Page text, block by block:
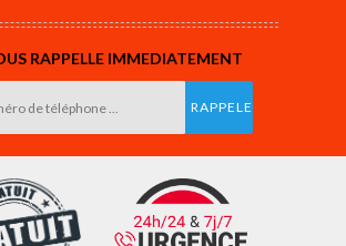
RAPPELLE IMMEDIATEMENT